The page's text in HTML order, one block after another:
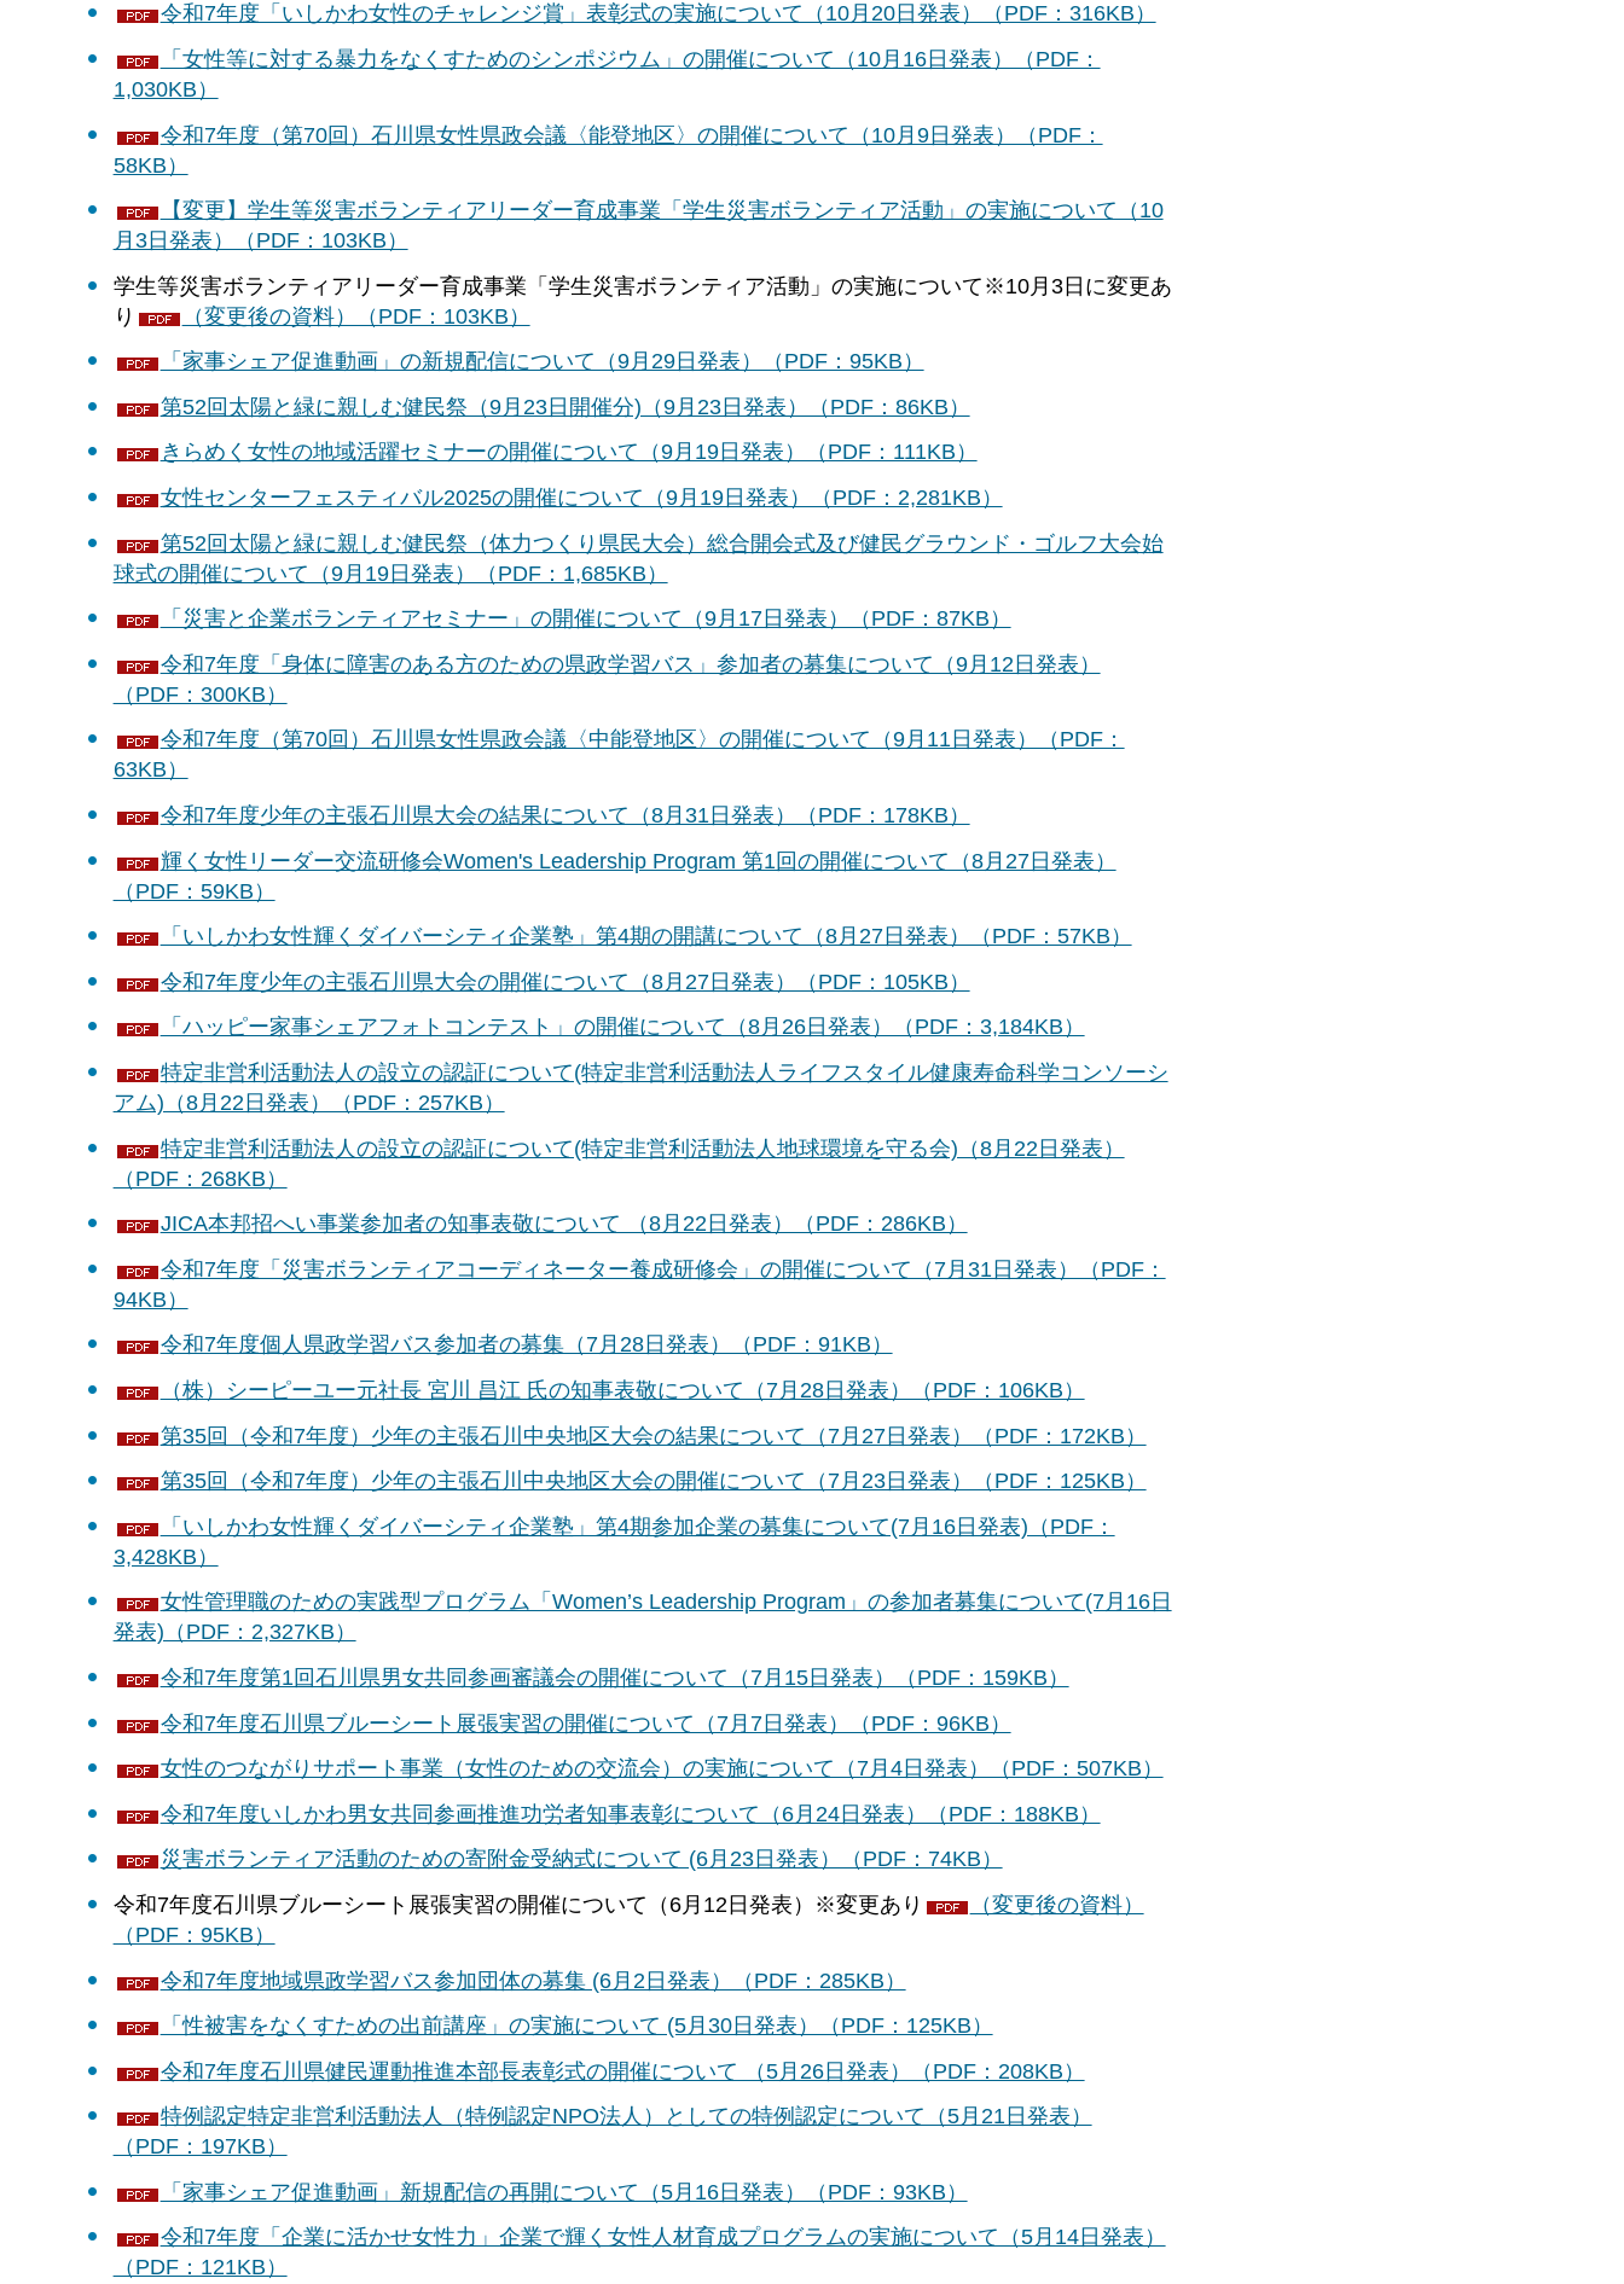
令和7年度「いしかわ女性のチャレンジ賞」表彰式の実施について（10月20日発表）（PDF：316KB）
「女性等に対する暴力をなくすためのシンポジウム」の開催について（10月16日発表）（PDF：
1,030KB）
令和7年度（第70回）石川県女性県政会議〈能登地区〉の開催について（10月9日発表）（PDF：
58KB）
【変更】学生等災害ボランティアリーダー育成事業「学生災害ボランティア活動」の実施について（10
月3日発表）（PDF：103KB）
学生等災害ボランティアリーダー育成事業「学生災害ボランティア活動」の実施について※10月3日に変更あ
り
（変更後の資料）（PDF：103KB）
「家事シェア促進動画」の新規配信について（9月29日発表）（PDF：95KB）
第52回太陽と緑に親しむ健民祭（9月23日開催分)（9月23日発表）（PDF：86KB）
きらめく女性の地域活躍セミナーの開催について（9月19日発表）（PDF：111KB）
女性センターフェスティバル2025の開催について（9月19日発表）（PDF：2,281KB）
第52回太陽と緑に親しむ健民祭（体力つくり県民大会）総合開会式及び健民グラウンド・ゴルフ大会始
球式の開催について（9月19日発表）（PDF：1,685KB）
「災害と企業ボランティアセミナー」の開催について（9月17日発表）（PDF：87KB）
令和7年度「身体に障害のある方のための県政学習バス」参加者の募集について（9月12日発表）
（PDF：300KB）
令和7年度（第70回）石川県女性県政会議〈中能登地区〉の開催について（9月11日発表）（PDF：
63KB）
令和7年度少年の主張石川県大会の結果について（8月31日発表）（PDF：178KB）
輝く女性リーダー交流研修会Women's Leadership Program 第1回の開催について（8月27日発表）
（PDF：59KB）
「いしかわ女性輝くダイバーシティ企業塾」第4期の開講について（8月27日発表）（PDF：57KB）
令和7年度少年の主張石川県大会の開催について（8月27日発表）（PDF：105KB）
「ハッピー家事シェアフォトコンテスト」の開催について（8月26日発表）（PDF：3,184KB）
特定非営利活動法人の設立の認証について(特定非営利活動法人ライフスタイル健康寿命科学コンソーシ
アム)（8月22日発表）（PDF：257KB）
特定非営利活動法人の設立の認証について(特定非営利活動法人地球環境を守る会)（8月22日発表）
（PDF：268KB）
JICA本邦招へい事業参加者の知事表敬について （8月22日発表）（PDF：286KB）
令和7年度「災害ボランティアコーディネーター養成研修会」の開催について（7月31日発表）（PDF：
94KB）
令和7年度個人県政学習バス参加者の募集（7月28日発表）（PDF：91KB）
（株）シーピーユー元社長 宮川 昌江 氏の知事表敬について（7月28日発表）（PDF：106KB）
第35回（令和7年度）少年の主張石川中央地区大会の結果について（7月27日発表）（PDF：172KB）
第35回（令和7年度）少年の主張石川中央地区大会の開催について（7月23日発表）（PDF：125KB）
「いしかわ女性輝くダイバーシティ企業塾」第4期参加企業の募集について(7月16日発表)（PDF：
3,428KB）
女性管理職のための実践型プログラム「Women’s Leadership Program」の参加者募集について(7月16日
発表)（PDF：2,327KB）
令和7年度第1回石川県男女共同参画審議会の開催について（7月15日発表）（PDF：159KB）
令和7年度石川県ブルーシート展張実習の開催について（7月7日発表）（PDF：96KB）
女性のつながりサポート事業（女性のための交流会）の実施について（7月4日発表）（PDF：507KB）
令和7年度いしかわ男女共同参画推進功労者知事表彰について（6月24日発表）（PDF：188KB）
災害ボランティア活動のための寄附金受納式について (6月23日発表）（PDF：74KB）
令和7年度石川県ブルーシート展張実習の開催について（6月12日発表）※変更あり
（変更後の資料）
（PDF：95KB）
令和7年度地域県政学習バス参加団体の募集 (6月2日発表）（PDF：285KB）
「性被害をなくすための出前講座」の実施について (5月30日発表）（PDF：125KB）
令和7年度石川県健民運動推進本部長表彰式の開催について （5月26日発表）（PDF：208KB）
特例認定特定非営利活動法人（特例認定NPO法人）としての特例認定について（5月21日発表）
（PDF：197KB）
「家事シェア促進動画」新規配信の再開について（5月16日発表）（PDF：93KB）
令和7年度「企業に活かせ女性力」企業で輝く女性人材育成プログラムの実施について（5月14日発表）
（PDF：121KB）